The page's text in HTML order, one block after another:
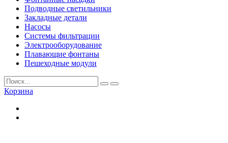
Подводные светильники
Закладные детали
Насосы
Системы фильтрации
Электрооборудование
Плавающие фонтаны
Пешеходные модули
Корзина